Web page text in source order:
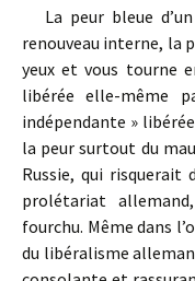
La peur bleue
renouveau interne, la
yeux et vous tourne
libérée elle-même
indépendante »
la peur surtout du
Russie, qui
prolétariat
fourchu. Même dans
du libéralisme